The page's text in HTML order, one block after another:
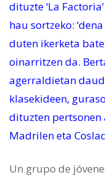
dituzte ‘La
hau sortzeko:
duten ikerketa
oinarritzen da.
agerraldietan
klasekideen,
dituzten
Madrilen eta
Un grupo de